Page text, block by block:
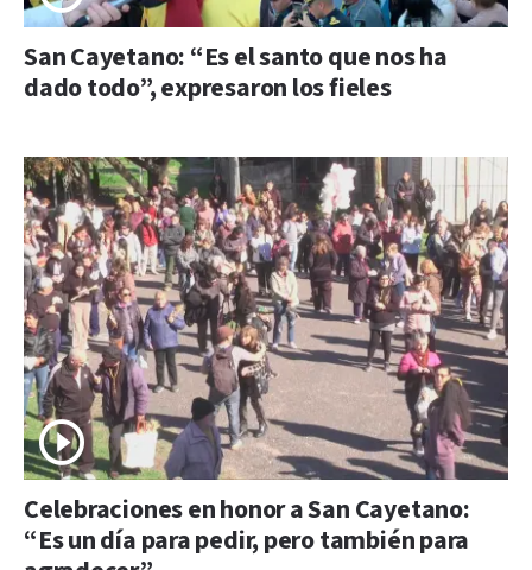
San Cayetano: “Es el santo que nos ha
dado todo”, expresaron los fieles
Celebraciones en honor a San Cayetano:
“Es un día para pedir, pero también para